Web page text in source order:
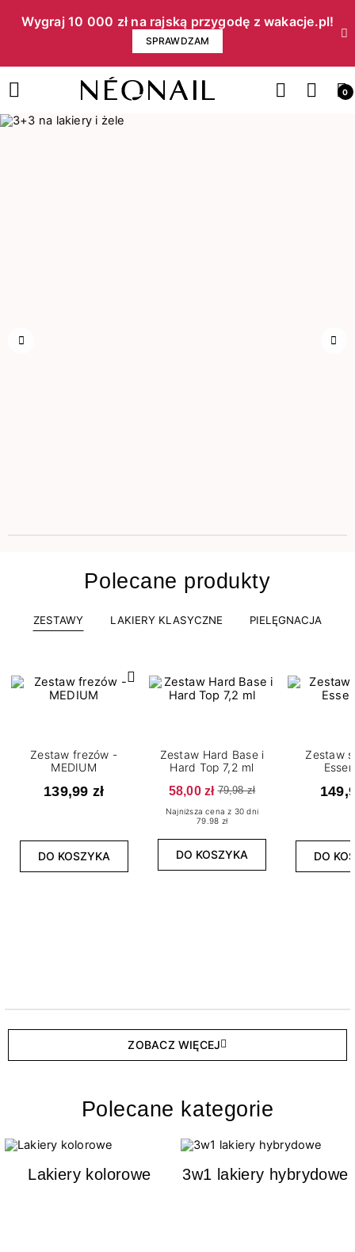
Wygraj 10 000 zł na rajską przygodę z wakacje.pl!​
SPRAWDZAM
0
Polecane produkty
ZESTAWY LAKIERY KLASYCZNE PIELĘGNACJA
Zestaw frezów -
MEDIUM
139,99 zł
DO KOSZYKA
Zestaw Hard Base i
Hard Top 7,2 ml
58,00 zł 79,98 zł
Najniższa cena z 30 dni
79.98 zł
DO KOSZYKA
Zestaw
DO
ZOBACZ WIĘCEJ
Polecane kategorie
Lakiery kolorowe 3w1 lakiery hybrydowe